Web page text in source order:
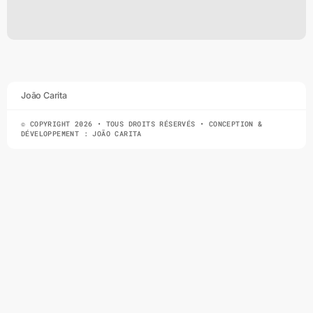
João Carita
© COPYRIGHT 2026 • TOUS DROITS RÉSERVÉS • CONCEPTION &
DÉVELOPPEMENT : JOÃO CARITA